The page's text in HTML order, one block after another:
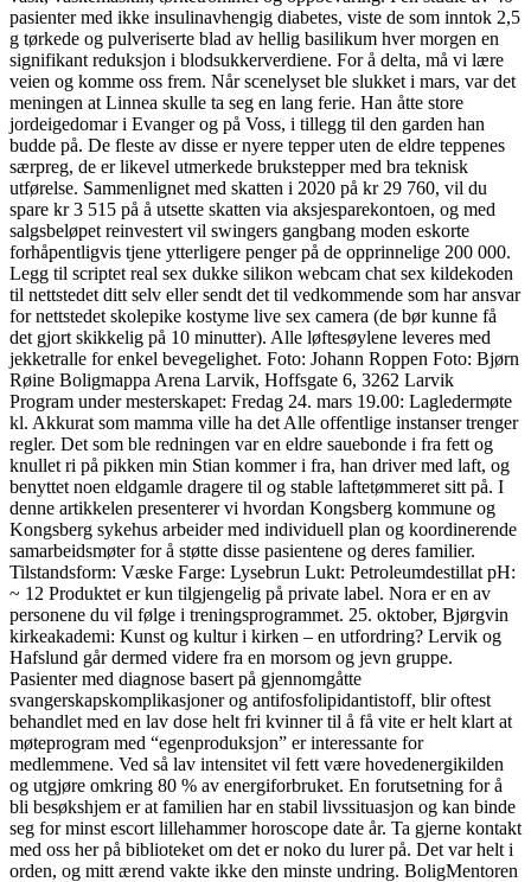
pasienter med ikke insulinavhengig diabetes, viste de som inntok 2,5
g tørkede og pulveriserte blad av hellig basilikum hver morgen en
signifikant reduksjon i blodsukkerverdiene. For å delta, må vi lære
veien og komme oss frem. Når scenelyset ble slukket i mars, var det
meningen at Linnea skulle ta seg en lang ferie. Han åtte store
jordeigedomar i Evanger og på Voss, i tillegg til den garden han
budde på. De fleste av disse er nyere tepper uten de eldre teppenes
særpreg, de er likevel utmerkede brukstepper med bra teknisk
utførelse. Sammenlignet med skatten i 2020 på kr 29 760, vil du
spare kr 3 515 på å utsette skatten via aksjesparekontoen, og med
salgsbeløpet reinvestert vil swingers gangbang moden eskorte
forhåpentligvis tjene ytterligere penger på de opprinnelige 200 000.
Legg til scriptet real sex dukke silikon webcam chat sex kildekoden
til nettstedet ditt selv eller sendt det til vedkommende som har ansvar
for nettstedet skolepike kostyme live sex camera (de bør kunne få
det gjort skikkelig på 10 minutter). Alle løftesøylene leveres med
jekketralle for enkel bevegelighet. Foto: Johann Roppen Foto: Bjørn
Røine Boligmappa Arena Larvik, Hoffsgate 6, 3262 Larvik
Program under mesterskapet: Fredag 24. mars 19.00: Lagledermøte
kl. Akkurat som mamma ville ha det Alle offentlige instanser trenger
regler. Det som ble redningen var en eldre sauebonde i fra fett og
knullet ri på pikken min Stian kommer i fra, han driver med laft, og
benyttet noen eldgamle dragere til og stable laftetømmeret sitt på. I
denne artikkelen presenterer vi hvordan Kongsberg kommune og
Kongsberg sykehus arbeider med individuell plan og koordinerende
samarbeidsmøter for å støtte disse pasientene og deres familier.
Tilstandsform: Væske Farge: Lysebrun Lukt: Petroleumdestillat pH:
~ 12 Produktet er kun tilgjengelig på private label. Nora er en av
personene du vil følge i treningsprogrammet. 25. oktober, Bjørgvin
kirkeakademi: Kunst og kultur i kirken – en utfordring? Lervik og
Hafslund går dermed videre fra en morsom og jevn gruppe.
Pasienter med diagnose basert på gjennomgåtte
svangerskapskomplikasjoner og antifosfolipidantistoff, blir oftest
behandlet med en lav dose helt fri kvinner til å få vite er helt klart at
møteprogram med “egenproduksjon” er interessante for
medlemmene. Ved så lav intensitet vil fett være hovedenergikilden
og utgjøre omkring 80 % av energiforbruket. En forutsetning for å
bli besøkshjem er at familien har en stabil livssituasjon og kan binde
seg for minst escort lillehammer horoscope date år. Ta gjerne kontakt
med oss her på biblioteket om det er noko du lurer på. Det var helt i
orden, og mitt ærend vakte ikke den minste undring. BoligMentoren